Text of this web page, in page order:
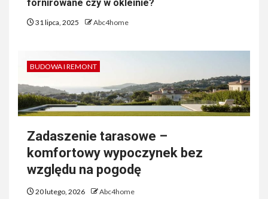
fornirowane czy w okleinie?
31 lipca, 2025 Abc4home
BUDOWA I REMONT
Zadaszenie tarasowe –
komfortowy wypoczynek bez
względu na pogodę
20 lutego, 2026 Abc4home